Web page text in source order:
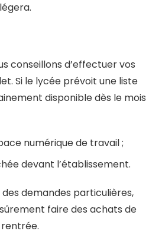
conseillons d’effectuer vos
Si le lycée prévoit une liste
disponible dès le mois
numérique de travail ;
devant l’établissement.
demandes particulières,
faire des achats de